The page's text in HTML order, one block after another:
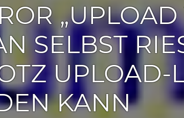
„UPLOAD
SELBST
UPLOAD-
KANN